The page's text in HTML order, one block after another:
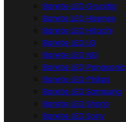
Barete LED Grundig
Barete LED Hisense
Barete LED Hitachi
Barete LED LG
Barete LED NEI
Barete LED Panasonic
Barete LED Philips
Barete LED Samsung
Barete LED Sharp
Barete LED Sony